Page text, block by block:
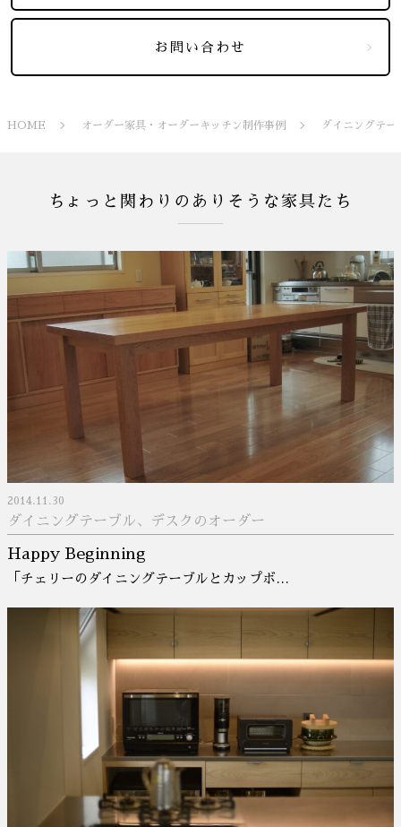
お問い合わせ
HOME オーダー家具・オーダーキッチン制作事例 ダイニングテー
ちょっと関わりのありそうな家具たち
2014.11.30
ダイニングテーブル、デスクのオーダー
Happy Beginning
「チェリーのダイニングテーブルとカップボ…